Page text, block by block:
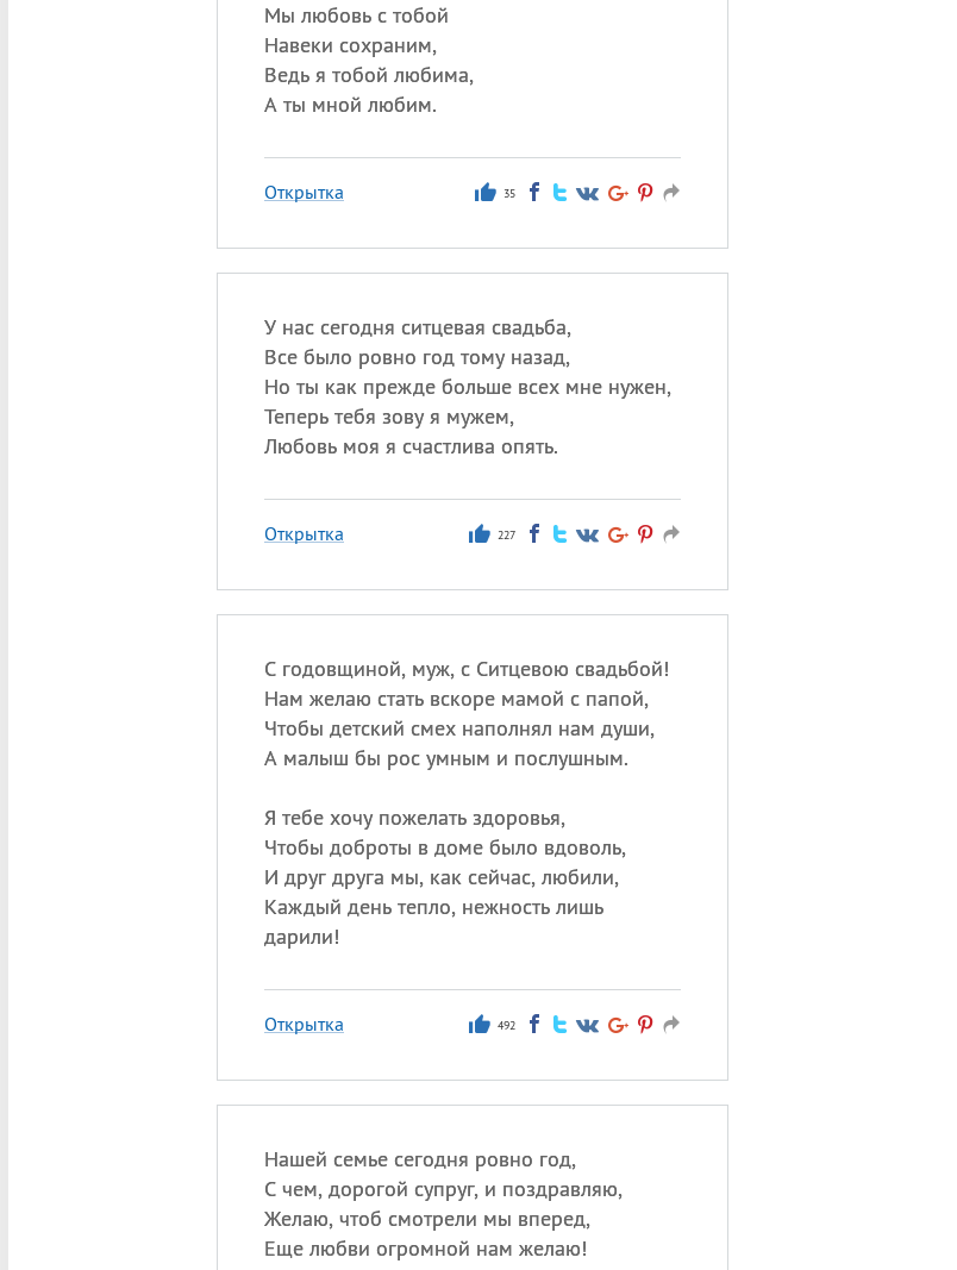
Мы любовь с тобой
Навеки сохраним,
Ведь я тобой любима,
А ты мной любим.
Открытка 35
У нас сегодня ситцевая свадьба,
Все было ровно год тому назад,
Но ты как прежде больше всех мне нужен,
Теперь тебя зову я мужем,
Любовь моя я счастлива опять.
Открытка 227
С годовщиной, муж, с Ситцевою свадьбой!
Нам желаю стать вскоре мамой с папой,
Чтобы детский смех наполнял нам души,
А малыш бы рос умным и послушным.
Я тебе хочу пожелать здоровья,
Чтобы доброты в доме было вдоволь,
И друг друга мы, как сейчас, любили,
Каждый день тепло, нежность лишь
дарили!
Открытка 492
Нашей семье сегодня ровно год,
С чем, дорогой супруг, и поздравляю,
Желаю, чтоб смотрели мы вперед,
Еще любви огромной нам желаю!